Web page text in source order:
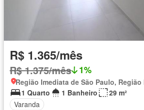
R$ 1.365/mês
R$ 1.375/mês 1%
1 Quarto
1 Banheiro
29 m²
Varanda